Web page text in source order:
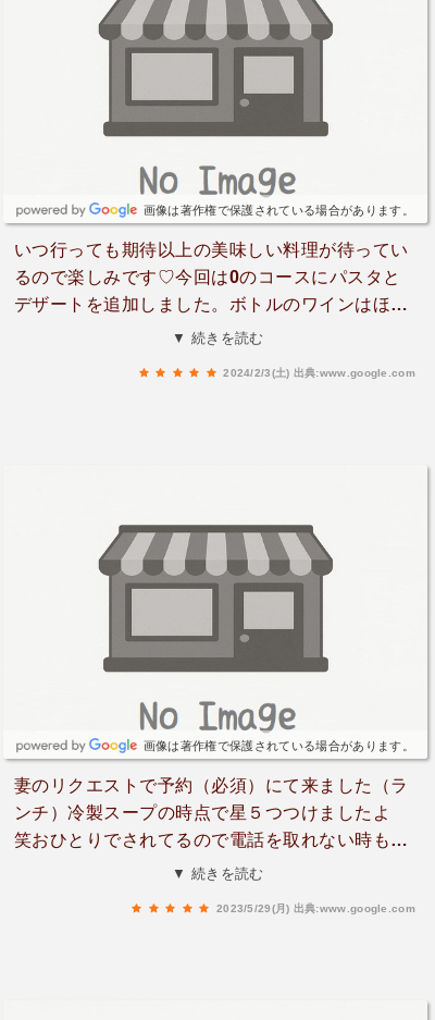
画像は著作権で保護されている場合があります。
いつ行っても期待以上の美味しい料理が待ってい
るので楽しみです♡今回は0のコースにパスタと
デザートを追加しました。ボトルのワインはほと
んが1200円。そしてコース料理は税込で2300
逆に接客まで良すぎたら予約が取れないので。笑
笑いつも素敵な料理をありがとうございます。今
回も美味しかったです！！！
▼ 続きを読む
2024/2/3(土) 出典:www.google.com
画像は著作権で保護されている場合があります。
妻のリクエストで予約（必須）にて来ました（ラ
ンチ）冷製スープの時点で星５つつけましたよ
笑おひとりでされてるので電話を取れない時もあ
るみたいですが、見ていて気持ち良い手際の良さ
▼ 続きを読む
2023/5/29(月) 出典:www.google.com